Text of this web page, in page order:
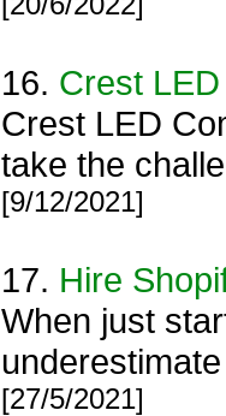
16. Crest LED
Crest LED
take the
[9/12/2021]
17. Hire
When just
[27/5/2021]